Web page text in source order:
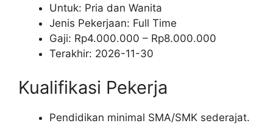
Untuk: Pria dan Wanita
Jenis Pekerjaan: Full Time
Gaji: Rp4.000.000 – Rp8.000.000
Terakhir: 2026-11-30
Kualifikasi Pekerja
Pendidikan minimal SMA/SMK sederajat.